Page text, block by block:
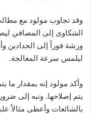
وقد تجاوب مولود مع
الشكاوى إلى المصافي
ورشة فوراً إلى
ليلمس سرعة المعالجة.
وأكد مولود إنه بمقدار ما
يتم إصلاحها. ونبه إلى
بالشائعات وأعطى